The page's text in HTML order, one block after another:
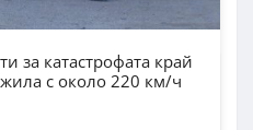
за катастрофата край
с около 220 км/ч